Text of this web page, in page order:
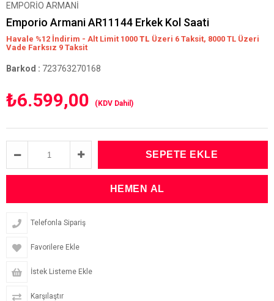
EMPORİO ARMANİ
Emporio Armani AR11144 Erkek Kol Saati
Havale %12 İndirim - Alt Limit 1000 TL Üzeri 6 Taksit, 8000 TL Üzeri
Vade Farksız 9 Taksit
Barkod : 723763270168
₺6.599,00 (KDV Dahil)
Telefonla Sipariş
Favorilere Ekle
İstek Listeme Ekle
Karşılaştır